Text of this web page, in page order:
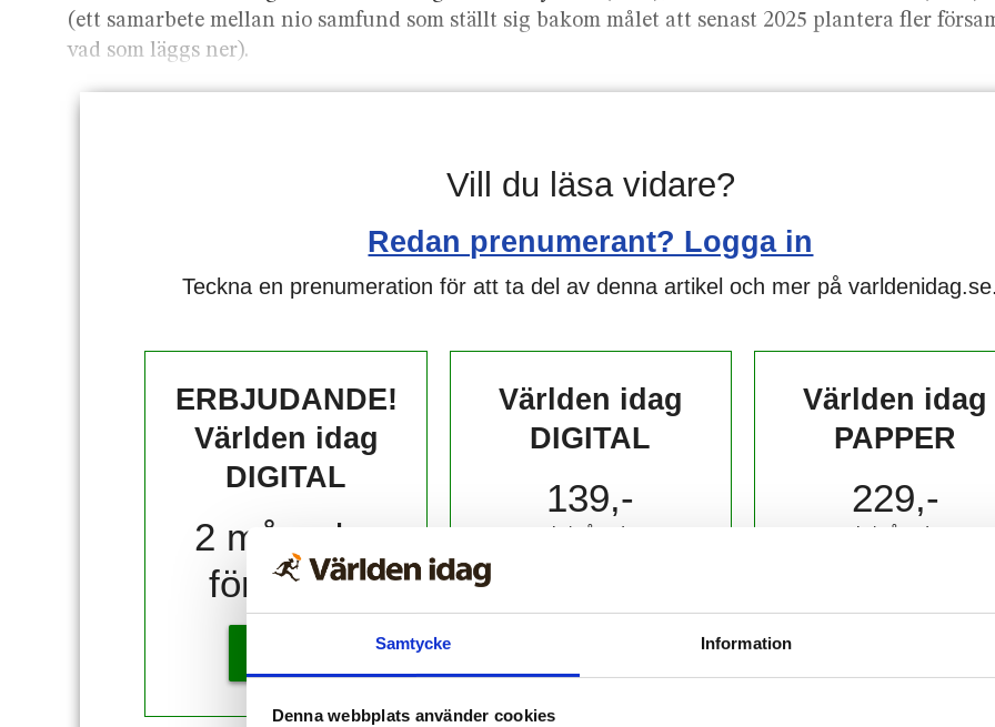
Samtycke Information
Denna webbplats använder cookies
(ett samarbete mellan nio samfund som ställt sig bakom målet att senast 2025 plantera fler
vad som läggs ner).
Vill du läsa vidare?
Redan prenumerant? Logga in
Teckna en prenumeration för att ta del av denna artikel och mer på
ERBJUDANDE!
Världen idag
DIGITAL
2 månader
för 10 kr!
Världen idag
DIGITAL
139,-
kr/månad ​​​​​​
Världen idag
PAPPER
229,-
kr/månad ​​​​​​